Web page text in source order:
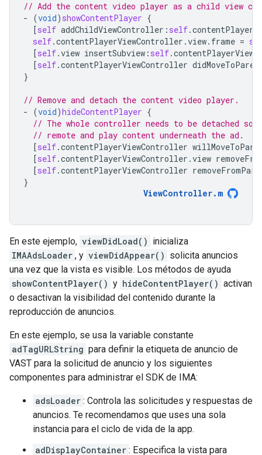
// Add the content video player as a child view
-
(void) showContentPlayer {
[self addChildViewController : self.
self.contentPlayerViewController .view. frame =
[self.view insertSubview : self.
[self.contentPlayerViewController
}
// Remove and detach the content video player.
-
(void)hideContentPlayer {
// The whole controller needs to be detached
// remote and play content underneath the ad.
[self.contentPlayerViewController
[self.contentPlayerViewController .view
[self.contentPlayerViewController
}
ViewController. m
En este ejemplo, viewDidLoad() inicializa
IMAAdsLoader , y viewDidAppear() solicita anuncios
una vez que la vista es visible. Los métodos de ayuda
showContentPlayer() y hideContentPlayer() activan
o desactivan la visibilidad del contenido durante la
reproducción de anuncios.
En este ejemplo, se usa la variable constante
adTagURLString para definir la etiqueta de anuncio de
VAST para la solicitud de anuncio y los siguientes
componentes para administrar el SDK de IMA:
adsLoader : Controla las solicitudes y respuestas de
anuncios. Te recomendamos que uses una sola
instancia para el ciclo de vida de la app.
adDisplayContainer : Especifica la vista para